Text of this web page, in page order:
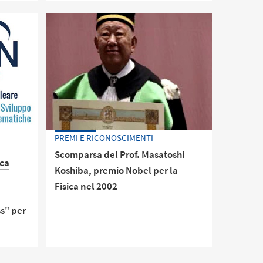
di
e
Sono stati battezzati “Frammenti
Fossili del Bulge” e appartengono ad
una classe stellare fino ad oggi
sconosciuta: rappresentano i resti di
strutture massive primordiali da cui
circa 12 miliardi di anni fa nacque il
centro della nostra galassia
per
PREMI E RICONOSCIMENTI
Scomparsa del Prof. Masatoshi
Koshiba, premio Nobel per la
Fisica nel 2002